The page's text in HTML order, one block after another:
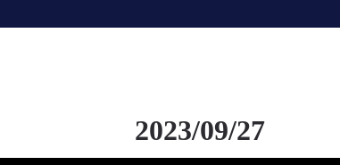
2023/09/27